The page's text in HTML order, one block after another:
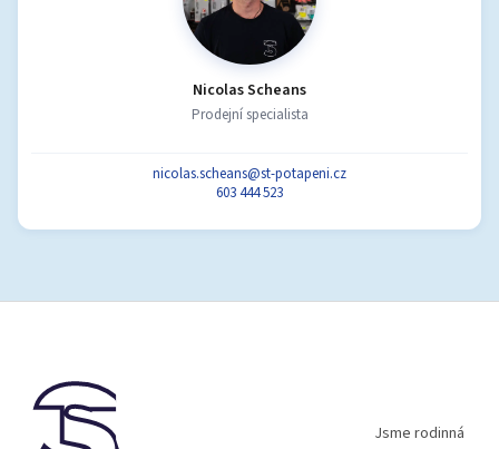
Nicolas Scheans
Prodejní specialista
nicolas.scheans@st-potapeni.cz
603 444 523
Jsme rodinná